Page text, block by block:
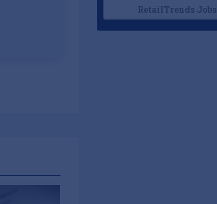
RetailTrends Jobs